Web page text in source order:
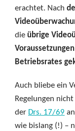
erachtet. Nach
die übrige
Betriebsrates
Auch bliebe ein
Regelungen
der Drs. 17/69
wie bislang (!) –